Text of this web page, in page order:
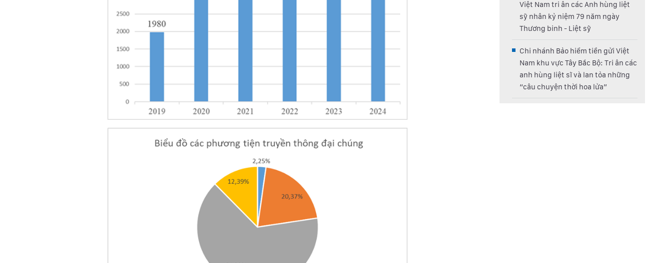
Việt Nam tri ân các Anh hùng liệt
sỹ nhân kỷ niệm 79 năm ngày
Thương binh - Liệt sỹ
Chi nhánh Bảo hiểm tiền gửi Việt
Nam khu vực Tây Bắc Bộ: Tri ân các
anh hùng liệt sĩ và lan tỏa những
“câu chuyện thời hoa lửa”